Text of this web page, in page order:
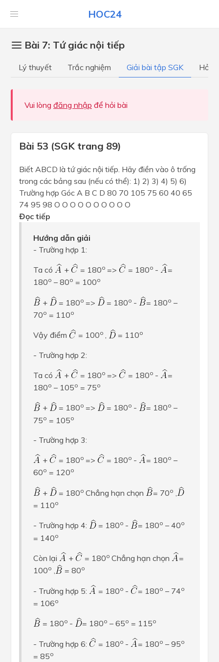
HOC24
Bài 7: Tứ giác nội tiếp
Lý thuyết Trắc nghiệm Giải bài tập SGK Hỏi
Vui lòng đăng nhập để hỏi bài
Bài 53 (SGK trang 89)
Biết ABCD là tứ giác nội tiếp. Hãy điền vào ô trống
trong các bảng sau (nếu có thể): 1) 2) 3) 4) 5) 6)
Trường hợp Góc A B C D 80 70 105 75 60 40 65
74 95 98 O O O O O O O O O O
Đọc tiếp
Hướng dẫn giải
- Trường hợp 1:
Ta có + = 180o => = 180o -
=
180o – 80o = 100o
+ = 180o => = 180o - = 180o –
70o = 110o
Vậy điểm = 100o , = 110o
- Trường hợp 2:
Ta có + = 180o => = 180o -
=
180o – 105o = 75o
+ = 180o => = 180o - = 180o –
75o = 105o
- Trường hợp 3:
+ = 180o => = 180o - = 180o –
60o = 120o
+ = 180o Chẳng hạn chọn = 70o
= 110o
- Trường hợp 4: = 180o - = 180o – 40o
= 140o
Còn lại + = 180o Chẳng hạn chọn
=
100o , = 80o
- Trường hợp 5: = 180o - = 180o – 74o
= 106o
= 180o - = 180o – 65o = 115o
- Trường hợp 6: = 180o - = 180o – 95o
= 85o